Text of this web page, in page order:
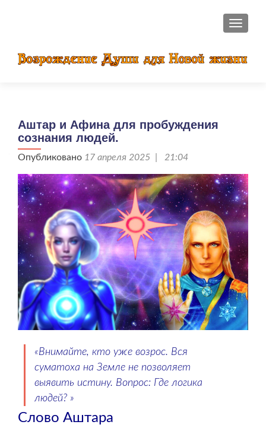
Аштар и Афина для пробуждения
сознания людей.
Опубликовано 17 апреля 2025 | 21:04
«Внимайте, кто уже возрос. Вся
суматоха на Земле не позволяет
выявить истину. Вопрос: Где логика
людей? »
Слово Аштара